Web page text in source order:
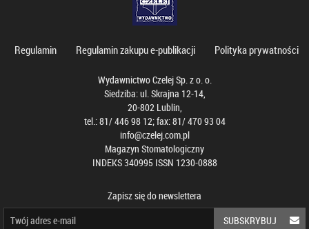
Regulamin Regulamin zakupu e-publikacji Polityka prywatności
Wydawnictwo Czelej Sp. z o. o.
Siedziba: ul. Skrajna 12-14,
20-802 Lublin,
tel.: 81/ 446 98 12; fax: 81/ 470 93 04
info@czelej.com.pl
Magazyn Stomatologiczny
INDEKS 340995 ISSN 1230-0888
Zapisz się do newslettera
SUBSKRYBUJ